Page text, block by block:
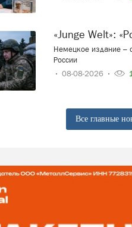
«Junge Welt»:
Немецкое издание –
России
08-08-2026
Все главные